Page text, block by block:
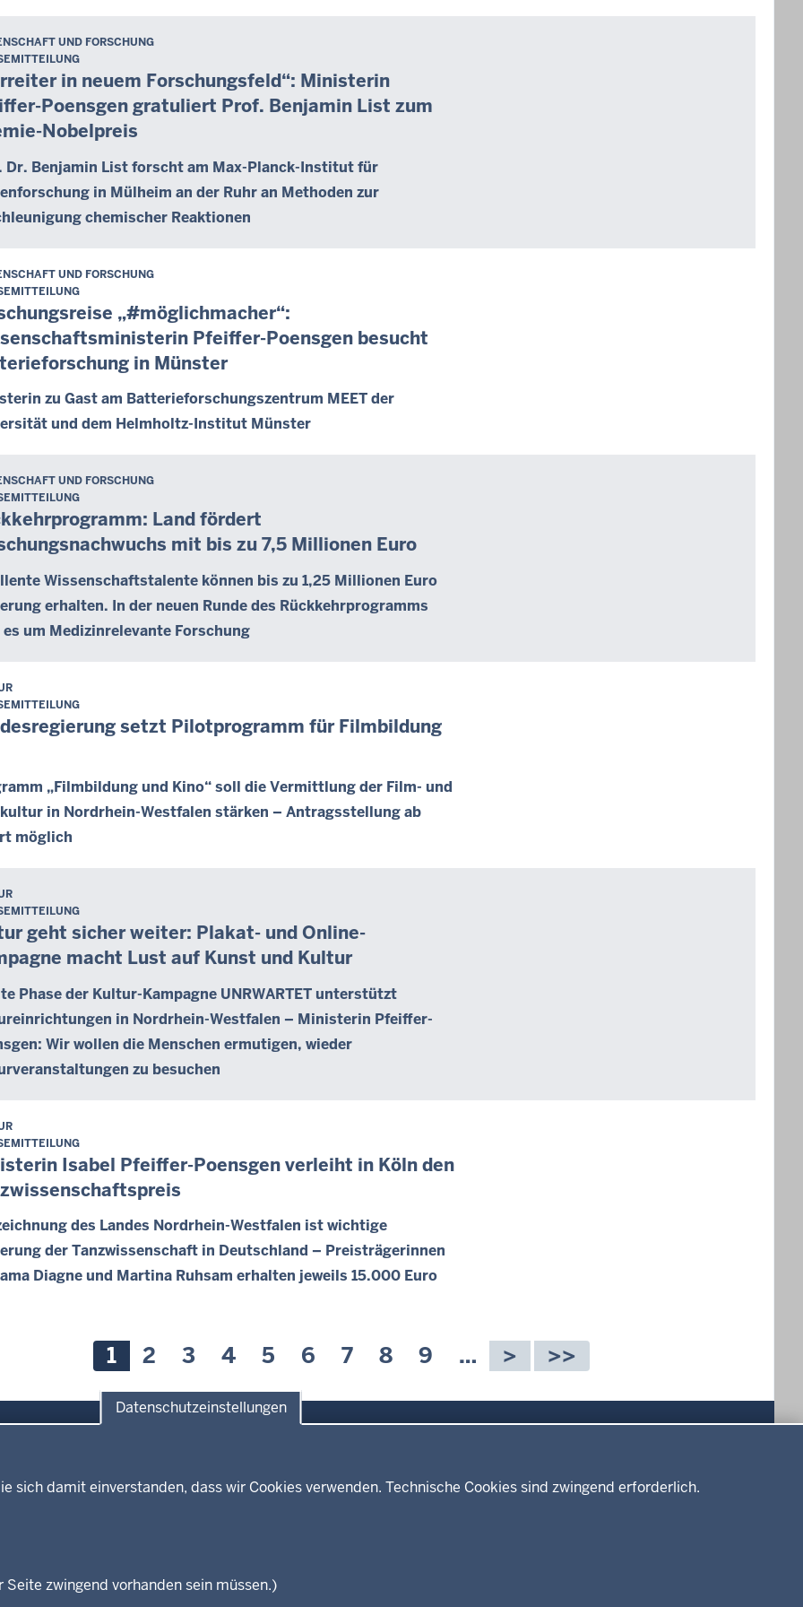
Datenschutzeinstellungen
damit einverstanden, dass wir Cookies verwenden. Technische Cookies sind zwingend erforderlich.
zwingend vorhanden sein müssen.)
UND FORSCHUNG
in neuem Forschungsfeld“: Ministerin
Poensgen gratuliert Prof. Benjamin List zum
Nobelpreis
Dr. Benjamin List forscht am Max-Planck-Institut für
in Mülheim an der Ruhr an Methoden zur
chemischer Reaktionen
UND FORSCHUNG
„#möglichmacher“:
Pfeiffer-Poensgen besucht
in Münster
zu Gast am Batterieforschungszentrum MEET der
und dem Helmholtz-Institut Münster
UND FORSCHUNG
Land fördert
mit bis zu 7,5 Millionen Euro
Wissenschaftstalente können bis zu 1,25 Millionen Euro
erhalten. In der neuen Runde des Rückkehrprogramms
um Medizinrelevante Forschung
setzt Pilotprogramm für Filmbildung
„Filmbildung und Kino“ soll die Vermittlung der Film- und
in Nordrhein-Westfalen stärken – Antragsstellung ab
möglich
geht sicher weiter: Plakat- und Online-
macht Lust auf Kunst und Kultur
Phase der Kultur-Kampagne UNRWARTET unterstützt
in Nordrhein-Westfalen – Ministerin Pfeiffer-
Wir wollen die Menschen ermutigen, wieder
zu besuchen
Isabel Pfeiffer-Poensgen verleiht in Köln den
des Landes Nordrhein-Westfalen ist wichtige
der Tanzwissenschaft in Deutschland – Preisträgerinnen
Diagne und Martina Ruhsam erhalten jeweils 15.000 Euro
A
k
t
u
l
t
1 S
i
t
2 S
i
t
3 S
i
t
4 S
i
t
5 S
i
t
6 S
i
t
7 S
i
t
8 S
i
t
9 …
Weiterbildung